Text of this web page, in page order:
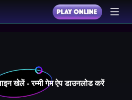
खेलें - रम्मी गेम ऐप डाउनलोड करें